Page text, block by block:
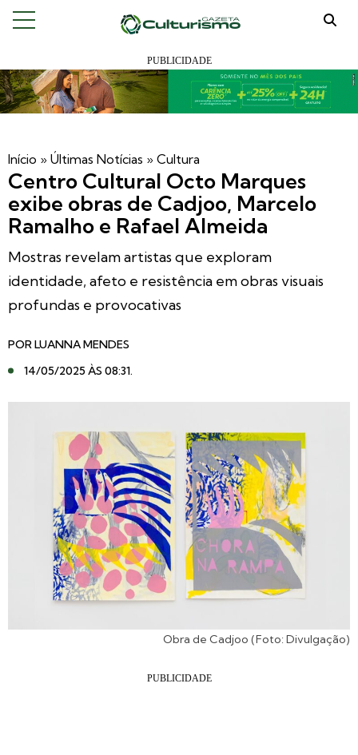
Início » Últimas Notícias » Cultura
Centro Cultural Octo Marques
exibe obras de Cadjoo, Marcelo
Ramalho e Rafael Almeida
Mostras revelam artistas que exploram
identidade, afeto e resistência em obras visuais
profundas e provocativas
PORLUANNA MENDES
14/05/2025 ÀS 08:31.
Obra de Cadjoo (Foto: Divulgação)